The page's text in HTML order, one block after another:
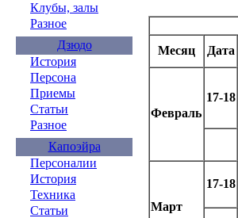
Клубы, залы
Разное
Дзюдо
История
Персона
Приемы
Статьи
Разное
Капоэйра
Персоналии
История
Техника
Статьи
Месяц Дата
Февраль
17-18
Март
17-18